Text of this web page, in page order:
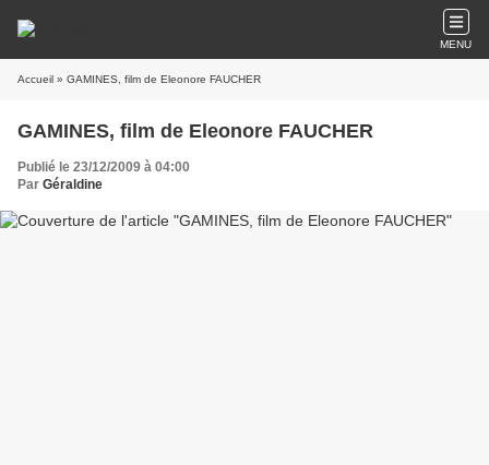
MENU
Accueil » GAMINES, film de Eleonore FAUCHER
GAMINES, film de Eleonore FAUCHER
Publié le 23/12/2009 à 04:00
Par Géraldine